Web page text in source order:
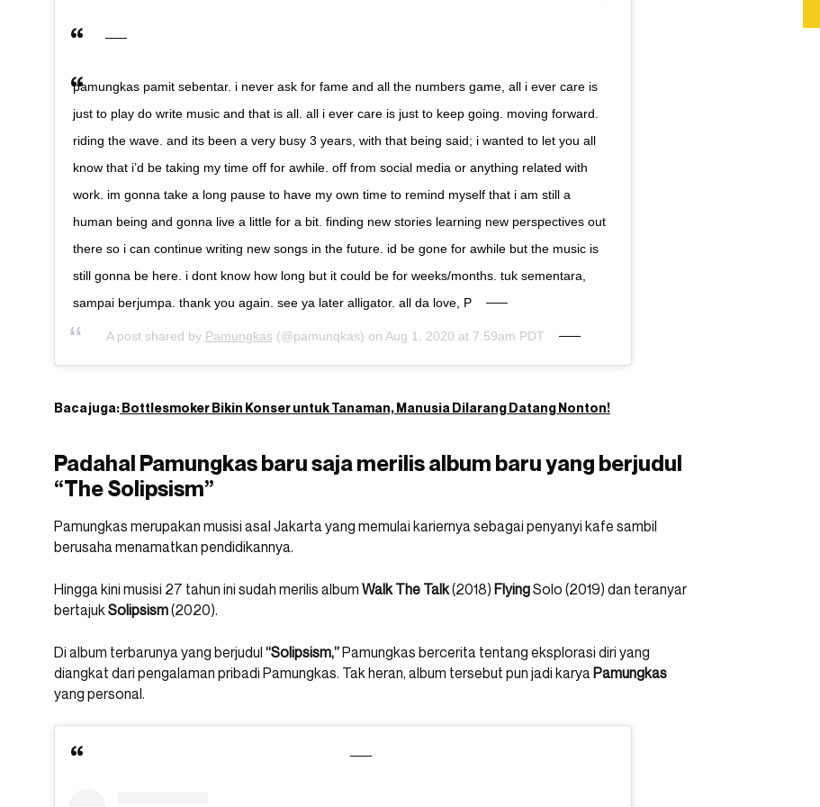
pamungkas pamit sebentar. i never ask for fame and all the numbers game, all i ever care is
just to play do write music and that is all. all i ever care is just to keep going. moving forward.
riding the wave. and its been a very busy 3 years, with that being said; i wanted to let you all
know that i’d be taking my time off for awhile. off from social media or anything related with
work. im gonna take a long pause to have my own time to remind myself that i am still a
human being and gonna live a little for a bit. finding new stories learning new perspectives out
there so i can continue writing new songs in the future. id be gone for awhile but the music is
still gonna be here. i dont know how long but it could be for weeks/months. tuk sementara,
sampai berjumpa. thank you again. see ya later alligator. all da love, P
A post shared by Pamungkas (@pamunqkas) on Aug 1, 2020 at 7:59am PDT
Baca juga:Bottlesmoker Bikin Konser untuk Tanaman, Manusia Dilarang Datang Nonton!
Padahal Pamungkas baru saja merilis album baru yang berjudul
“The Solipsism”
Pamungkas merupakan musisi asal Jakarta yang memulai kariernya sebagai penyanyi kafe sambil
berusaha menamatkan pendidikannya.
Hingga kini musisi 27 tahun ini sudah merilis album Walk The Talk(2018) FlyingSolo (2019) dan teranyar
bertajuk Solipsism(2020).
Di album terbarunya yang berjudul “Solipsism,”Pamungkas bercerita tentang eksplorasi diri yang
diangkat dari pengalaman pribadi Pamungkas. Tak heran, album tersebut pun jadi karya Pamungkas
yang personal.